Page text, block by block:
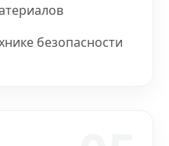
безопасности